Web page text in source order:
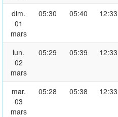
dim.
01
mars
05:30 05:40 12:33
lun.
02
mars
05:29 05:39 12:33
mar.
03
mars
05:28 05:38 12:33